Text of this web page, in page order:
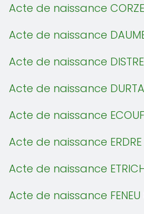
Acte de naissance
Acte de naissance
Acte de naissance
Acte de naissance
Acte de naissance
Acte de naissance ERDRE
Acte de naissance
Acte de naissance